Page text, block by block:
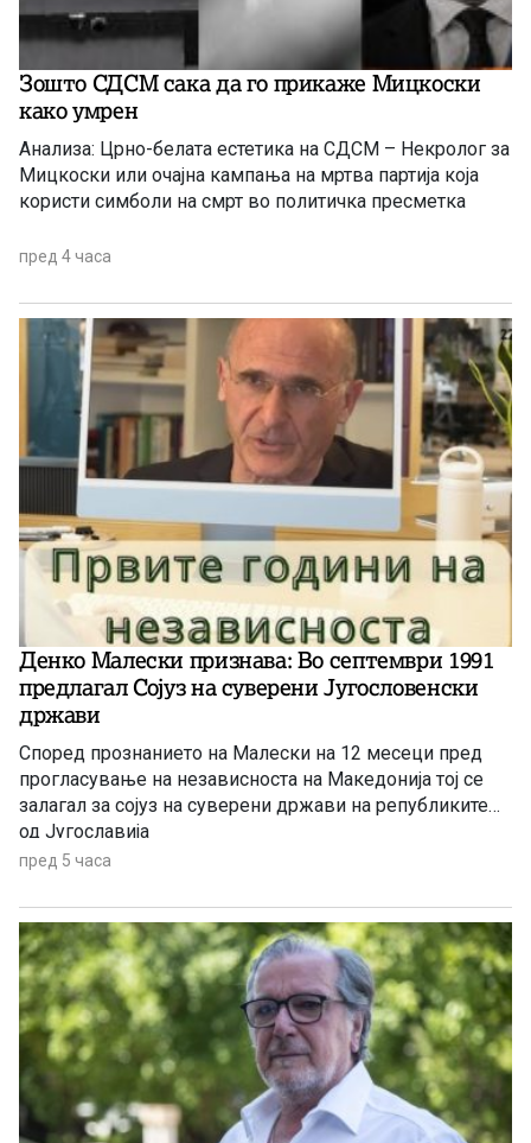
Зошто СДСМ сака да го прикаже Мицкоски
како умрен
Анализа: Црно-белата естетика на СДСМ – Некролог за
Мицкоски или очајна кампања на мртва партија која
користи симболи на смрт во политичка пресметка
пред 4 часа
Денко Малески признава: Во септември 1991
предлагал Сојуз на суверени Југословенски
држави
Според прознанието на Малески на 12 месеци пред
прогласување на независноста на Македонија тој се
залагал за сојуз на суверени држави на републиките
од Југославија
пред 5 часа